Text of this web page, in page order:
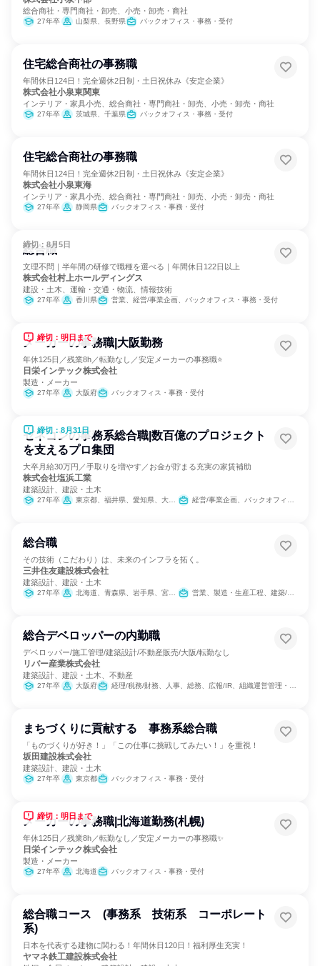
総合商社・専門商社・卸売、小売・卸売・商社
27年卒 山梨県、長野県 バックオフィス・事務・受付
住宅総合商社の事務職
年間休日124日！完全週休2日制・土日祝休み《安定企業》
株式会社小泉東関東
インテリア・家具小売、総合商社・専門商社・卸売、小売・卸売・商社
27年卒 茨城県、千葉県 バックオフィス・事務・受付
住宅総合商社の事務職
年間休日124日！完全週休2日制・土日祝休み《安定企業》
株式会社小泉東海
インテリア・家具小売、総合商社・専門商社・卸売、小売・卸売・商社
27年卒 静岡県 バックオフィス・事務・受付
締切：8月5日
総合職
文理不問｜半年間の研修で職種を選べる｜年間休日122日以上
株式会社村上ホールディングス
建設・土木、運輸・交通・物流、情報技術
27年卒 香川県 営業、経営/事業企画、バックオフィス・事務・受付
締切：明日まで
メーカーの事務職|大阪勤務
年休125日／残業8h／転勤なし／安定メーカーの事務職⭐
日栄インテック株式会社
製造・メーカー
27年卒 大阪府 バックオフィス・事務・受付
締切：8月31日
ゼネコンの事務系総合職|数百億のプロジェクト
を支えるプロ集団
大卒月給30万円／手取りを増やす／お金が貯まる充実の家賃補助
株式会社塩浜工業
建築設計、建設・土木
27年卒 東京都、福井県、愛知県、大阪府、福岡県 経営/事業企画、バックオフィス・事務・受付、総務
総合職
その技術（こだわり）は、未来のインフラを拓く。
三井住友建設株式会社
建築設計、建設・土木
27年卒 北海道、青森県、岩手県、宮城県、秋田県、山形県、福島県、茨城県、栃木県、群馬県、埼玉県、千葉県、東京都、神奈川県、新潟県、富山県、石川県、福井県、山梨県、長野県、岐阜県、静岡県、愛知県、三重県、滋賀県、京都府、大阪府、兵庫県、奈良県、和歌山県、鳥取県、島根県、岡山県、広島県、山口県、徳島県、香川県、愛媛県、高知県、福岡県、佐賀県、長崎県、熊本県、大分県、宮崎県、鹿児島県、沖縄県 営業、製造・生産工程、建築/土木/プラント専門職
総合デベロッパーの内勤職
デベロッパー/施工管理/建築設計/不動産販売/大阪/転勤なし
リバー産業株式会社
建築設計、建設・土木、不動産
27年卒 大阪府 経理/税務/財務、人事、総務、広報/IR、組織運営管理・公務員・事務系職種
まちづくりに貢献する 事務系総合職
「ものづくりが好き！」「この仕事に挑戦してみたい！」を重視！
坂田建設株式会社
建築設計、建設・土木
27年卒 東京都 バックオフィス・事務・受付
締切：明日まで
メーカーの事務職|北海道勤務(札幌)
年休125日／残業8h／転勤なし／安定メーカーの事務職✨
日栄インテック株式会社
製造・メーカー
27年卒 北海道 バックオフィス・事務・受付
総合職コース (事務系 技術系 コーポレート
系)
日本を代表する建物に関わる！年間休日120日！福利厚生充実！
ヤマネ鉄工建設株式会社